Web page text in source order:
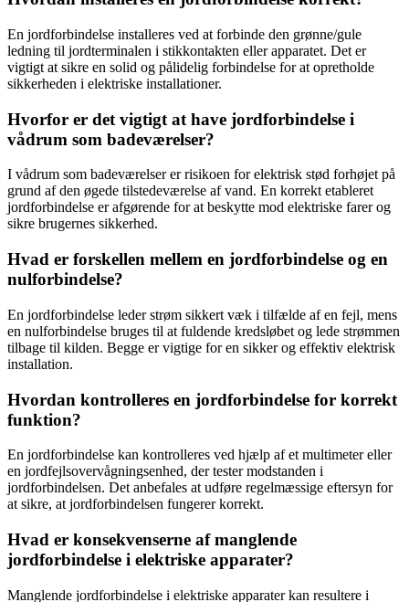
En jordforbindelse installeres ved at forbinde den grønne/gule
ledning til jordterminalen i stikkontakten eller apparatet. Det er
vigtigt at sikre en solid og pålidelig forbindelse for at opretholde
sikkerheden i elektriske installationer.
Hvorfor er det vigtigt at have jordforbindelse i
vådrum som badeværelser?
I vådrum som badeværelser er risikoen for elektrisk stød forhøjet på
grund af den øgede tilstedeværelse af vand. En korrekt etableret
jordforbindelse er afgørende for at beskytte mod elektriske farer og
sikre brugernes sikkerhed.
Hvad er forskellen mellem en jordforbindelse og en
nulforbindelse?
En jordforbindelse leder strøm sikkert væk i tilfælde af en fejl, mens
en nulforbindelse bruges til at fuldende kredsløbet og lede strømmen
tilbage til kilden. Begge er vigtige for en sikker og effektiv elektrisk
installation.
Hvordan kontrolleres en jordforbindelse for korrekt
funktion?
En jordforbindelse kan kontrolleres ved hjælp af et multimeter eller
en jordfejlsovervågningsenhed, der tester modstanden i
jordforbindelsen. Det anbefales at udføre regelmæssige eftersyn for
at sikre, at jordforbindelsen fungerer korrekt.
Hvad er konsekvenserne af manglende
jordforbindelse i elektriske apparater?
Manglende jordforbindelse i elektriske apparater kan resultere i